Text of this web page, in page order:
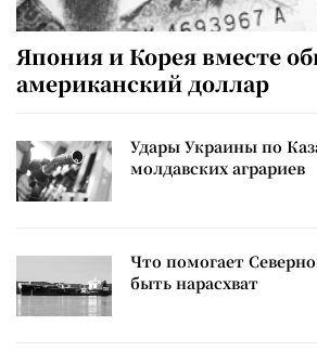
Япония и Корея вместе
американский доллар
Удары Украины по
молдавских аграриев
Что помогает
быть нарасхват